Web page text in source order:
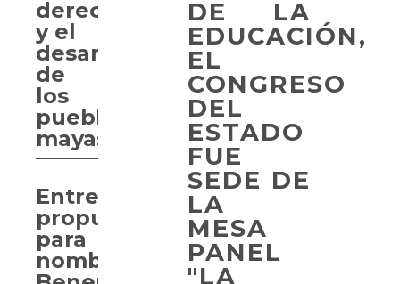
DE LA
EDUCACIÓN,”
EL
CONGRESO
DEL
ESTADO
FUE
SEDE DE
LA
MESA
PANEL
"LA
derechos
y el
desarrollo
de
los
pueblos
mayas
Entregan
propuesta
para
nombrar